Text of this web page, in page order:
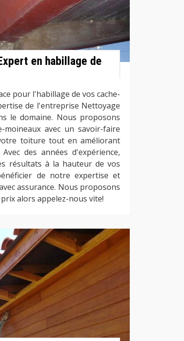
en habillage de
pour l'habillage de vos cache-
de l'entreprise Nettoyage
le domaine. Nous proposons
moineaux avec un savoir-faire
toiture tout en améliorant
des années d'expérience,
résultats à la hauteur de vos
de notre expertise et
assurance. Nous proposons
alors appelez-nous vite!